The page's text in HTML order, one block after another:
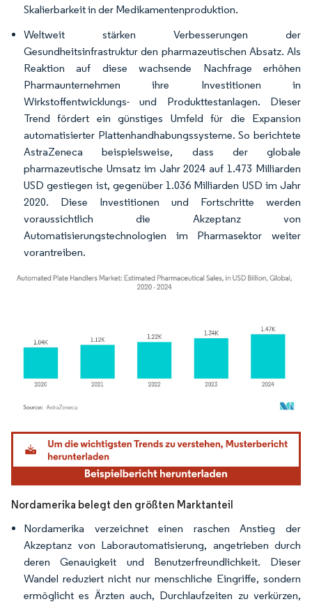
Skalierbarkeit in der Medikamentenproduktion.
Weltweit stärken Verbesserungen der
Gesundheitsinfrastruktur den pharmazeutischen Absatz. Als
Reaktion auf diese wachsende Nachfrage erhöhen
Pharmaunternehmen ihre Investitionen in
Wirkstoffentwicklungs- und Produkttestanlagen. Dieser
Trend fördert ein günstiges Umfeld für die Expansion
automatisierter Plattenhandhabungssysteme. So berichtete
AstraZeneca beispielsweise, dass der globale
pharmazeutische Umsatz im Jahr 2024 auf 1.473 Milliarden
USD gestiegen ist, gegenüber 1.036 Milliarden USD im Jahr
2020. Diese Investitionen und Fortschritte werden
voraussichtlich die Akzeptanz von
Automatisierungstechnologien im Pharmasektor weiter
vorantreiben.
Bild © Mordor Intelligence. Wiederverwendung erfordert Namensnennung gemäß
Nordamerika belegt den größten Marktanteil
Nordamerika verzeichnet einen raschen Anstieg der
Akzeptanz von Laborautomatisierung, angetrieben durch
deren Genauigkeit und Benutzerfreundlichkeit. Dieser
Wandel reduziert nicht nur menschliche Eingriffe, sondern
ermöglicht es Ärzten auch, Durchlaufzeiten zu verkürzen,